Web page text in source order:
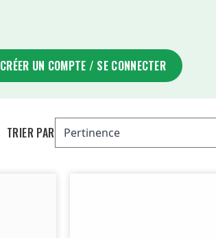
CRÉER UN COMPTE / SE CONNECTER
TRIER PAR